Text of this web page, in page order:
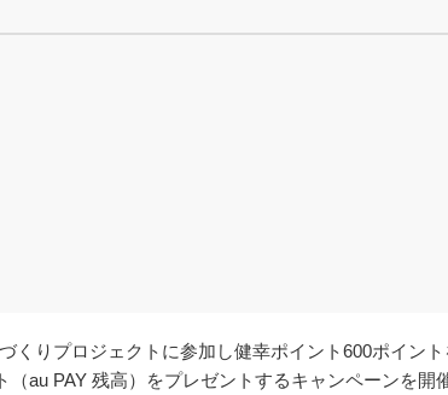
くりプロジェクトに参加し健幸ポイント600ポイン
au PAY 残高）をプレゼントするキャンペーンを開